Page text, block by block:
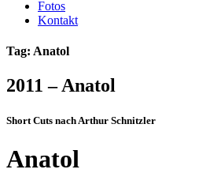
Fotos
Kontakt
Tag: Anatol
2011 – Anatol
Short Cuts nach Arthur Schnitzler
Anatol